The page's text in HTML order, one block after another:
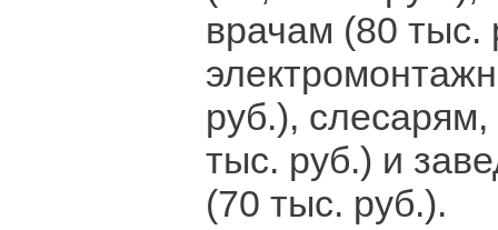
врачам (80 тыс.
руб.),
тыс. руб.) и
(70 тыс. руб.).